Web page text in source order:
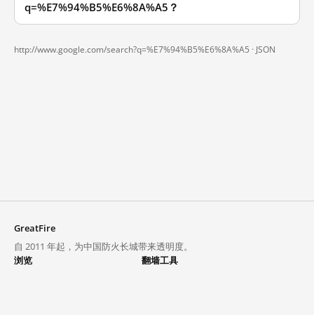
q=%E7%94%B5%E6%8A%A5？
http://www.google.com/search?q=%E7%94%B5%E6%8A%A5 · JSON
GreatFire
自 2011 年起，为中国防火长城带来透明度。
浏览
翻墙工具